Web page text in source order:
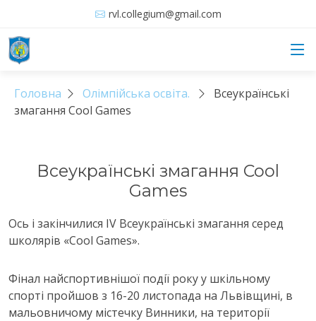
rvl.collegium@gmail.com
Головна Олімпійська освіта.
Всеукраїнські
змагання Cool Games
Всеукраїнські змагання Cool
Games
Ось і закінчилися IV Всеукраїнські змагання серед
школярів «Cool Games».
Фінал найспортивнішої події року у шкільному
спорті пройшов з 16-20 листопада на Львівщині, в
мальовничому містечку Винники, на території